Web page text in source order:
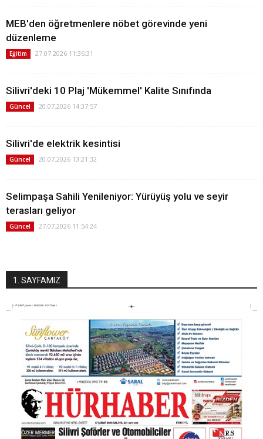
MEB'den öğretmenlere nöbet görevinde yeni
düzenleme
Eğitim 27.07.2026 11:36:31
Silivri'deki 10 Plaj 'Mükemmel' Kalite Sınıfında
Güncel 20.07.2026 14:37:57
Silivri'de elektrik kesintisi
Güncel 20.07.2026 13:21:32
Selimpaşa Sahili Yenileniyor: Yürüyüş yolu ve seyir
terasları geliyor
Güncel 27.07.2026 11:54:24
1. SAYFAMIZ